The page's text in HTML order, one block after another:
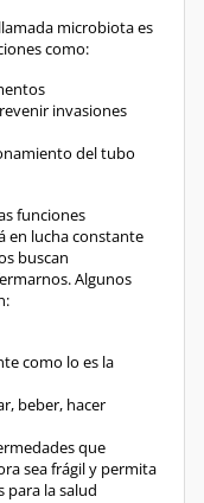
microbiota es
como:
invasiones
del tubo
funciones
en lucha constante
buscan
Algunos
como lo es la
beber, hacer
que
sea frágil y permita
para la salud